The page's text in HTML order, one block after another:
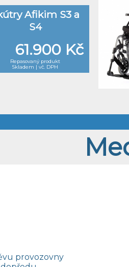
Afikim S3 a
S4
61.900 Kč
Repasovaný produkt
Skladem | vč. DPH
provozovny